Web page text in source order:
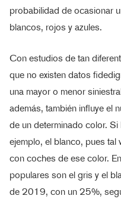
probabilidad de ocasionar
blancos, rojos y azules.
Con estudios de tan
que no existen datos
una mayor o menor
además, también influye el
de un determinado color.
ejemplo, el blanco, pues tal
con coches de ese color.
populares son el gris y el
de 2019, con un 25%,